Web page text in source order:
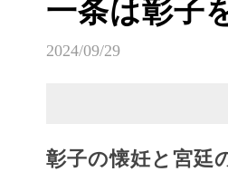
一条は彰子
2024/09/29
彰子の懐妊と宮廷